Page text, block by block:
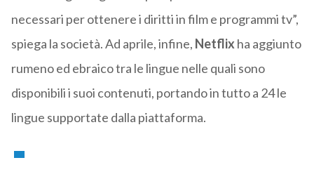
necessari per ottenere i diritti in film e programmi tv”,
spiega la società. Ad aprile, infine, Netflixha aggiunto
rumeno ed ebraico tra le lingue nelle quali sono
disponibili i suoi contenuti, portando in tutto a 24 le
lingue supportate dalla piattaforma.